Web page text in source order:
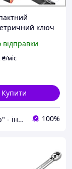
ключ
відправки
₴/міс
Купити
"DimShop" - інтернет-магазин 100%